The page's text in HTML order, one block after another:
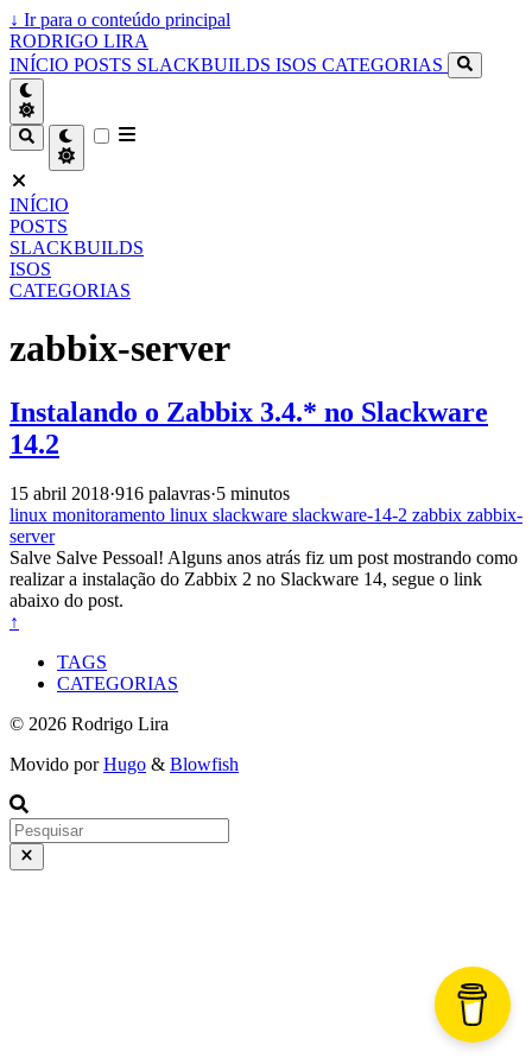
↓ Ir para o conteúdo principal
RODRIGO LIRA
INÍCIO POSTS SLACKBUILDS ISOS CATEGORIAS
INÍCIO
POSTS
SLACKBUILDS
ISOS
CATEGORIAS
zabbix-server
Instalando o Zabbix 3.4.* no Slackware
14.2
15 abril 2018·916 palavras·5 minutos
linux monitoramento linux slackware slackware-14-2 zabbix zabbix-
server
Salve Salve Pessoal! Alguns anos atrás fiz um post mostrando como
realizar a instalação do Zabbix 2 no Slackware 14, segue o link
abaixo do post.
↑
TAGS
CATEGORIAS
© 2026 Rodrigo Lira
Movido porHugo & Blowfish